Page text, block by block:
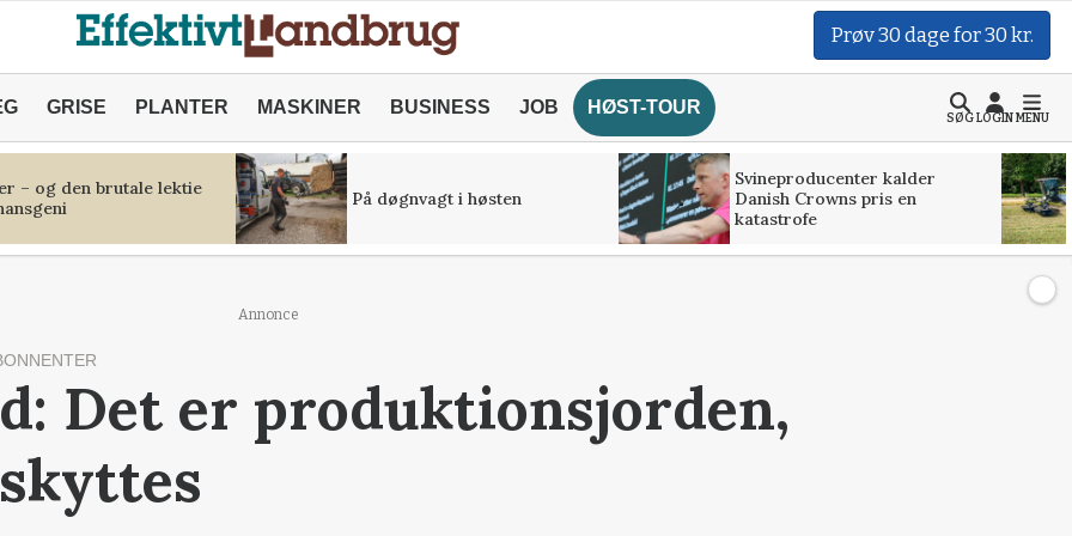
Prøv 30 dage for 30 kr.
GRISE PLANTER MASKINER BUSINESS JOB HØST-TOUR
SØGLOGINMENU
– og den brutale lektie
På døgnvagt i høsten
Svineproducenter kalder
Danish Crowns pris en
katastrofe
Annonce
Det er produktionsjorden,